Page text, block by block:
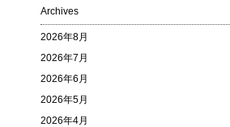
Archives
2026年8月
2026年7月
2026年6月
2026年5月
2026年4月